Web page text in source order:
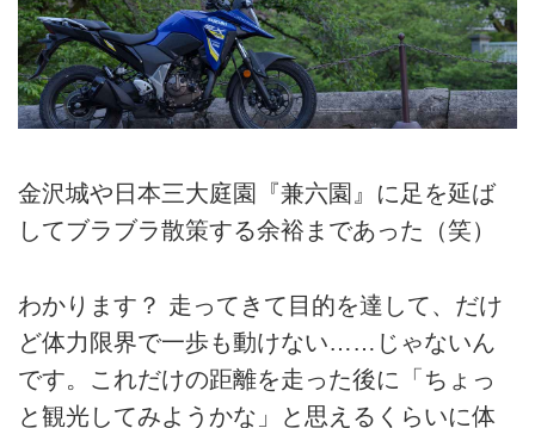
金沢城や日本三大庭園『兼六園』に足を延ば
してブラブラ散策する余裕まであった（笑）
わかります？ 走ってきて目的を達して、だけ
ど体力限界で一歩も動けない……じゃないん
です。これだけの距離を走った後に「ちょっ
と観光してみようかな」と思えるくらいに体